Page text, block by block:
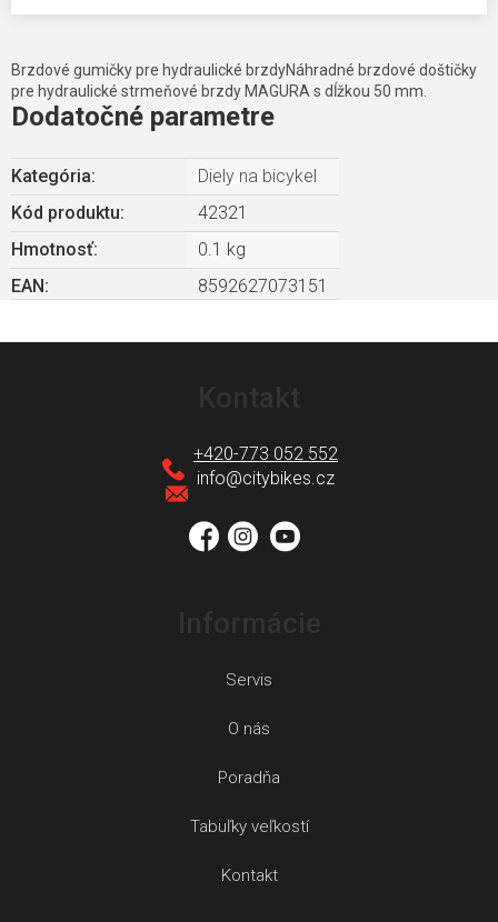
Brzdové gumičky pre hydraulické brzdyNáhradné brzdové doštičky
pre hydraulické strmeňové brzdy MAGURA s dĺžkou 50 mm.
Dodatočné parametre
Kategória:
Diely na bicykel
Kód produktu:
42321
Hmotnosť:
0.1 kg
EAN : 8592627073151
info@citybikes.cz
+420-773 052 552
Servis
O nás
Poradňa
Tabuľky veľkostí
Kontakt